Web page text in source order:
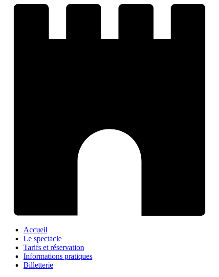
Accueil
Le spectacle
Tarifs et réservation
Informations pratiques
Billetterie